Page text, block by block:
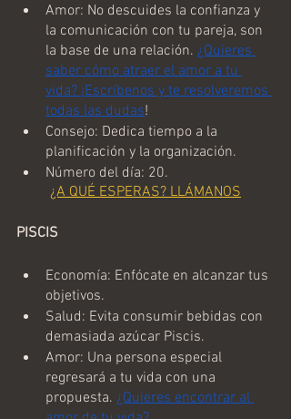
Amor: No descuides la confianza y
la comunicación con tu pareja, son
la base de una relación. ¿Quieres
saber cómo atraer el amor a tu
vida? ¡Escríbenos y te resolveremos
todas las dudas!
Consejo: Dedica tiempo a la
planificación y la organización.
Número del día: 20.
¿A QUÉ ESPERAS? LLÁMANOS
PISCIS
Economía: Enfócate en alcanzar tus
objetivos.
Salud: Evita consumir bebidas con
demasiada azúcar Piscis.
Amor: Una persona especial
regresará a tu vida con una
propuesta. ¿Quieres encontrar al